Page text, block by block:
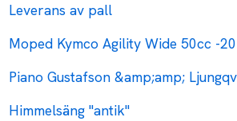
Leverans av pall
Moped Kymco Agility Wide 50cc -
Piano Gustafson &amp;amp;
Himmelsäng "antik"